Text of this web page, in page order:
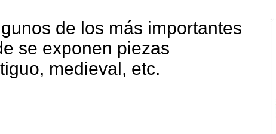
de los más importantes
se exponen piezas
medieval, etc.